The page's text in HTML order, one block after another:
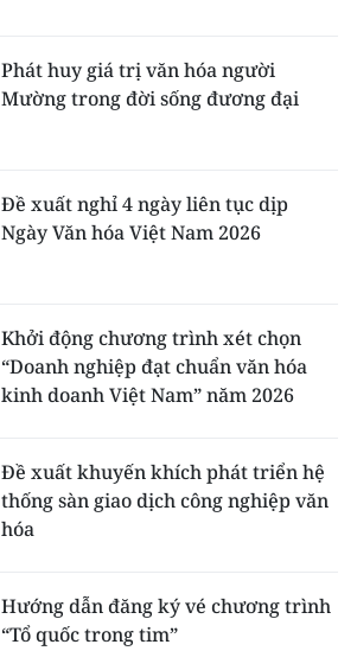
Phát huy giá trị văn hóa người
Mường trong đời sống đương đại
Đề xuất nghỉ 4 ngày liên tục dịp
Ngày Văn hóa Việt Nam 2026
Khởi động chương trình xét chọn
“Doanh nghiệp đạt chuẩn văn hóa
kinh doanh Việt Nam” năm 2026
Đề xuất khuyến khích phát triển hệ
thống sàn giao dịch công nghiệp văn
hóa
Hướng dẫn đăng ký vé chương trình
“Tổ quốc trong tim”